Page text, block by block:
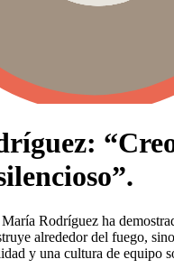
Rodríguez ha
alrededor del fuego,
y una cultura de equipo